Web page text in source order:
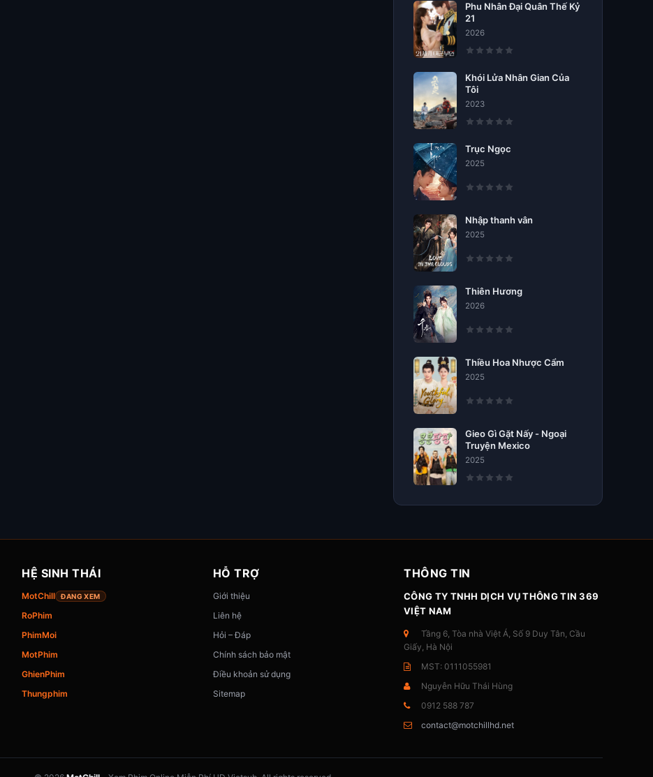
Phu Nhân Đại Quân Thế Kỷ
21
2026
Khói Lửa Nhân Gian Của
Tôi
2023
Trục Ngọc
2025
Nhập thanh vân
2025
Thiên Hương
2026
Thiều Hoa Nhược Cẩm
2025
Gieo Gì Gặt Nấy - Ngoại
Truyện Mexico
2025
HỆ SINH THÁI
MotChill ĐANG XEM
RoPhim
PhimMoi
MotPhim
GhienPhim
Thungphim
HỖ TRỢ
Giới thiệu
Liên hệ
Hỏi – Đáp
Chính sách bảo mật
Điều khoản sử dụng
Sitemap
THÔNG TIN
CÔNG TY TNHH DỊCH VỤ THÔNG TIN 369
VIỆT NAM
Tầng 6, Tòa nhà Việt Á, Số 9 Duy Tân, Cầu
Giấy, Hà Nội
MST: 0111055981
Nguyễn Hữu Thái Hùng
0912 588 787
contact@motchillhd.net